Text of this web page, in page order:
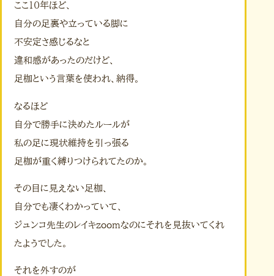
ここ１０年ほど、
自分の足裏や立っている脚に
不安定さ感じるなと
違和感があったのだけど、
足枷という言葉を使われ、納得。
なるほど
自分で勝手に決めたルールが
私の足に現状維持を引っ張る
足枷が重く縛りつけられてたのか。
その目に見えない足枷、
自分でも凄くわかっていて、
ジュンコ先生のレイキzoomなのにそれを見抜いてくれ
たようでした。
それを外すのが